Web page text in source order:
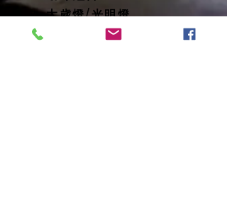
7. 太歲燈/光明燈
8. 消災延壽藥師佛燈